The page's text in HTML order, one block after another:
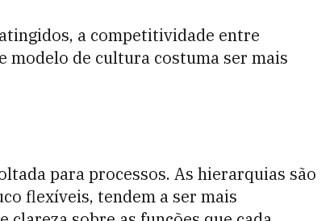
a competitividade entre
modelo de cultura costuma ser mais
para processos. As hierarquias são
flexíveis, tendem a ser mais